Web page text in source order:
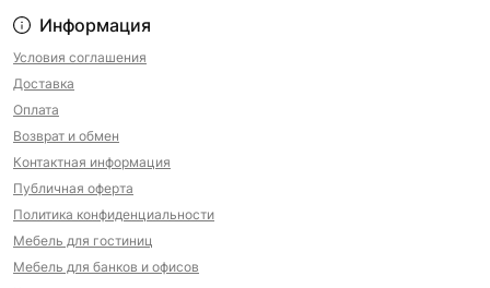
Информация
Условия соглашения
Доставка
Оплата
Возврат и обмен
Контактная информация
Публичная оферта
Политика конфиденциальности
Мебель для гостиниц
Мебель для банков и офисов